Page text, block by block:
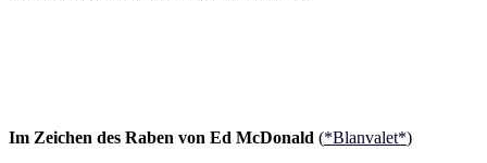
Im Zeichen des Raben von Ed McDonald (*Blanvalet*)